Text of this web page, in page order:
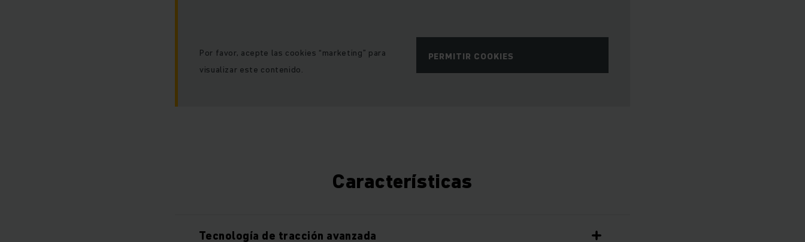
Por favor, acepte las cookies “marketing” para
visualizar este contenido.
PERMITIR COOKIES
Características
Tecnología de tracción avanzada